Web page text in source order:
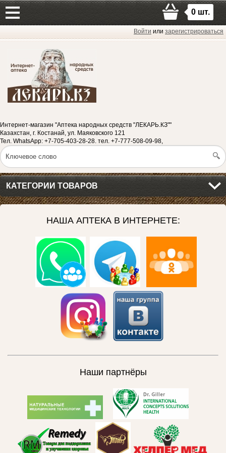
Войти или зарегистрироваться
Интернет-магазин "Аптека народных средств "ЛЕКАРЬ.КЗ""
Казахстан, г. Костанай, ул. Маяковского 121
Тел. WhatsApp: +7-705-403-28-28. тел. +7-777-508-09-98,
0 шт.
КАТЕГОРИИ ТОВАРОВ
НАША АПТЕКА В ИНТЕРНЕТЕ:
Наши партнёры